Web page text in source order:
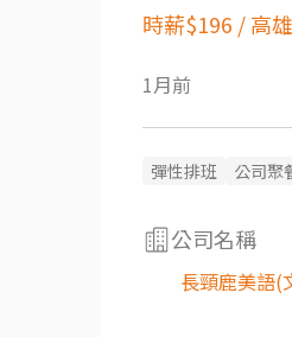
時薪$196 /高
1月前
彈性排班 公司聚
公司名稱
長頸鹿美語(